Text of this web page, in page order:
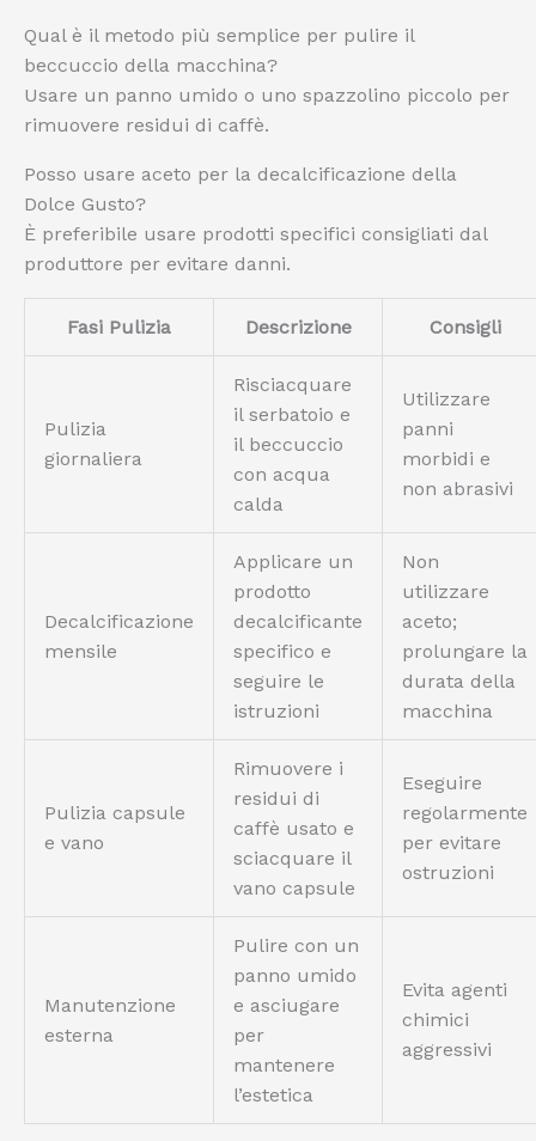
Qual è il metodo più semplice per pulire il
beccuccio della macchina?
Usare un panno umido o uno spazzolino piccolo per
rimuovere residui di caffè.
Posso usare aceto per la decalcificazione della
Dolce Gusto?
È preferibile usare prodotti specifici consigliati dal
produttore per evitare danni.
Fasi Pulizia Descrizione Consigli
Pulizia
giornaliera
Risciacquare
il serbatoio e
il beccuccio
con acqua
calda
Utilizzare
panni
morbidi e
non abrasivi
Decalcificazione
mensile
Applicare un
prodotto
decalcificante
specifico e
seguire le
istruzioni
Non
utilizzare
aceto;
prolungare la
durata della
macchina
Pulizia capsule
e vano
Rimuovere i
residui di
caffè usato e
sciacquare il
vano capsule
Eseguire
regolarmente
per evitare
ostruzioni
Manutenzione
esterna
Pulire con un
panno umido
e asciugare
per
mantenere
l’estetica
Evita agenti
chimici
aggressivi